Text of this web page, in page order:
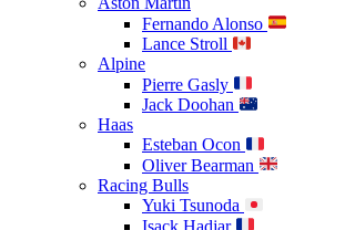
Fernando Alonso
Lance Stroll
Alpine
Pierre Gasly
Jack Doohan
Haas
Esteban Ocon
Oliver Bearman
Racing Bulls
Yuki Tsunoda
Isack Hadjar